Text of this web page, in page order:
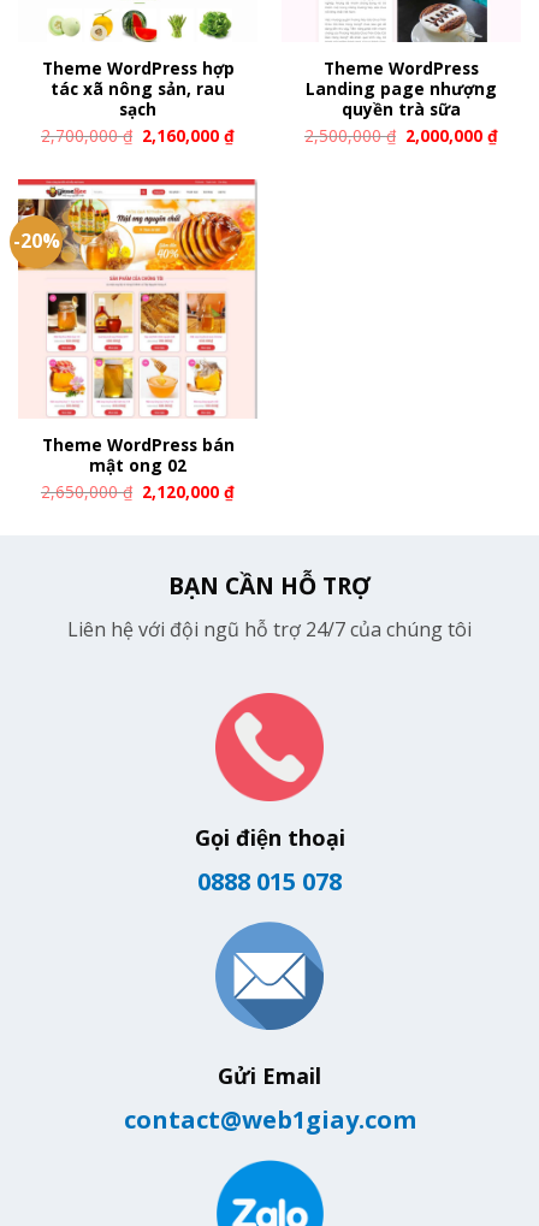
Theme WordPress hợp
tác xã nông sản, rau
sạch
2,700,000₫ 2,160,000₫
Theme WordPress
Landing page nhượng
quyền trà sữa
2,500,000₫ 2,000,000₫
-20%
Theme WordPress bán
mật ong 02
2,650,000₫ 2,120,000₫
BẠN CẦN HỖ TRỢ
Liên hệ với đội ngũ hỗ trợ 24/7 của chúng tôi
Gọi điện thoại
0888 015 078
Gửi Email
contact@web1giay.com